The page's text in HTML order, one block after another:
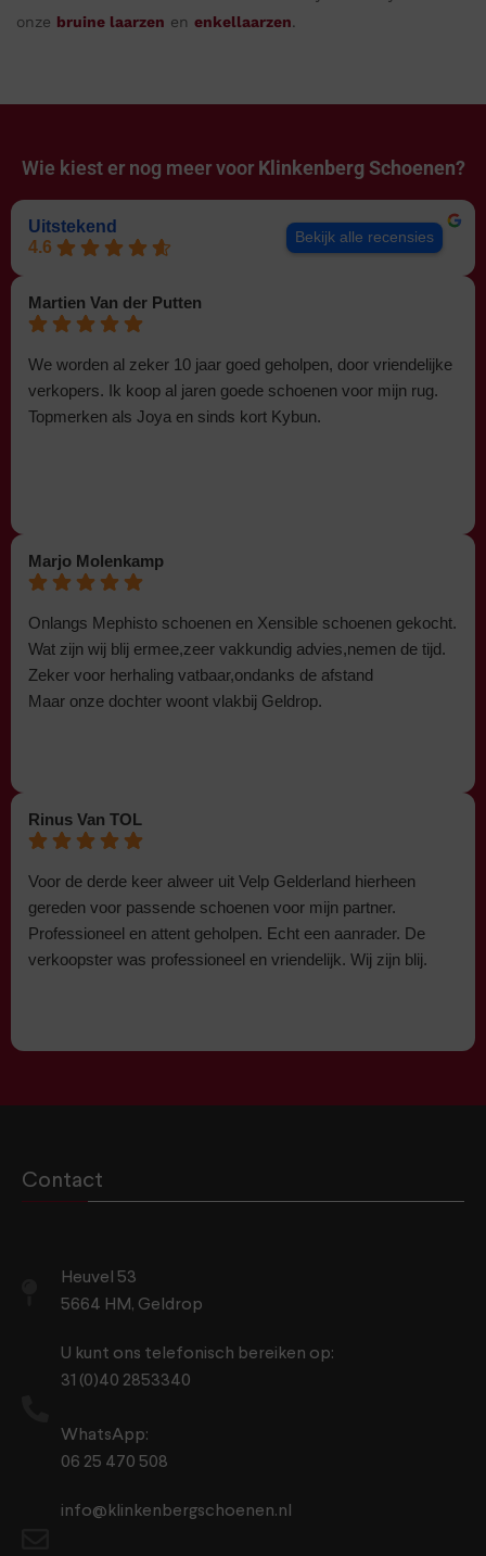
onze bruine laarzen en enkellaarzen.
Wie kiest er nog meer voor Klinkenberg Schoenen?
Uitstekend
4.6
Bekijk alle recensies
Martien Van der Putten
We worden al zeker 10 jaar goed geholpen, door vriendelijke
verkopers. Ik koop al jaren goede schoenen voor mijn rug.
Topmerken als Joya en sinds kort Kybun.
Marjo Molenkamp
Onlangs Mephisto schoenen en Xensible schoenen gekocht.
Wat zijn wij blij ermee,zeer vakkundig advies,nemen de tijd.
Zeker voor herhaling vatbaar,ondanks de afstand
Maar onze dochter woont vlakbij Geldrop.
Rinus Van TOL
Voor de derde keer alweer uit Velp Gelderland hierheen
gereden voor passende schoenen voor mijn partner.
Professioneel en attent geholpen. Echt een aanrader. De
verkoopster was professioneel en vriendelijk. Wij zijn blij.
Contact
Heuvel 53
5664 HM, Geldrop
U kunt ons telefonisch bereiken op:
31 (0)40 2853340
WhatsApp:
06 25 470 508
info@klinkenbergschoenen.nl